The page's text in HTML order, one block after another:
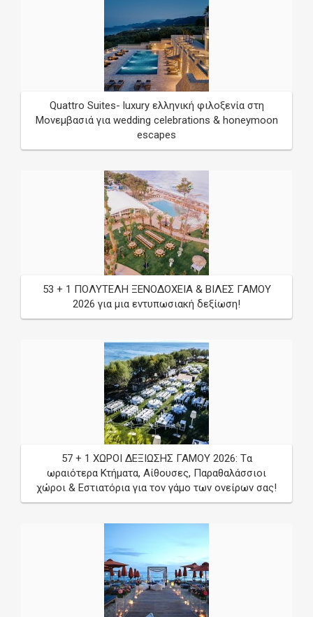
Quattro Suites- luxury ελληνική φιλοξενία στη
Μονεμβασιά για wedding celebrations & honeymoon
escapes
53 + 1 ΠΟΛΥΤΕΛΗ ΞΕΝΟΔΟΧΕΙΑ & ΒΙΛΕΣ ΓΑΜΟΥ
2026 για μια εντυπωσιακή δεξίωση!
57 + 1 ΧΩΡΟΙ ΔΕΞΙΩΣΗΣ ΓΑΜΟΥ 2026: Tα
ωραιότερα Κτήματα, Αίθουσες, Παραθαλάσσιοι
χώροι & Εστιατόρια για τον γάμο των ονείρων σας!